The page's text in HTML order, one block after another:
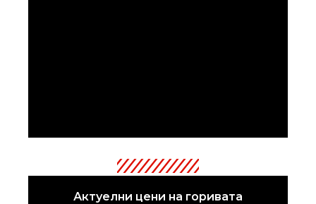
Актуелни цени на горивата